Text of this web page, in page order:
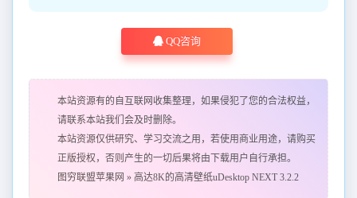
QQ咨询
本站资源有的自互联网收集整理，如果侵犯了您的合法权益，
请联系本站我们会及时删除。
本站资源仅供研究、学习交流之用，若使用商业用途，请购买
正版授权，否则产生的一切后果将由下载用户自行承担。
图穷联盟苹果网 » 高达8K的高清壁纸uDesktop NEXT 3.2.2